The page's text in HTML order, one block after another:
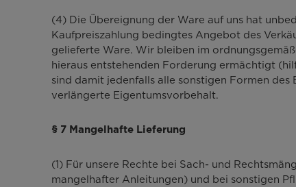
(4) Die Übereignung der Ware auf uns hat
Kaufpreiszahlung bedingtes Angebot des
gelieferte Ware. Wir bleiben im
hieraus entstehenden Forderung ermächtigt
sind damit jedenfalls alle sonstigen Formen
verlängerte Eigentumsvorbehalt.
§ 7 Mangelhafte Lieferung
(1) Für unsere Rechte bei Sach- und
mangelhafter Anleitungen) und bei sonstigen